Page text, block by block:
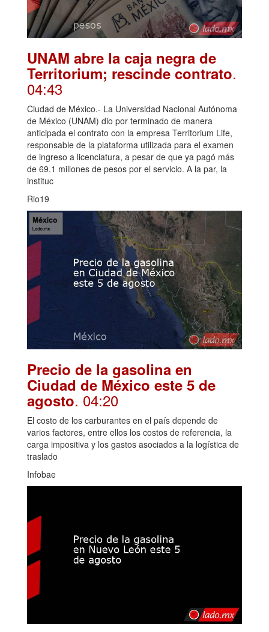
UNAM abre la caja negra de
Territorium; rescinde contrato.
04:43
Ciudad de México.- La Universidad Nacional Autónoma
de México (UNAM) dio por terminado de manera
anticipada el contrato con la empresa Territorium Life,
responsable de la plataforma utilizada para el examen
de ingreso a licenciatura, a pesar de que ya pagó más
de 69.1 millones de pesos por el servicio. A la par, la
instituc
Rio19
Precio de la gasolina en
Ciudad de México este 5 de
agosto. 04:20
El costo de los carburantes en el país depende de
varios factores, entre ellos los costos de referencia, la
carga impositiva y los gastos asociados a la logística de
traslado
Infobae